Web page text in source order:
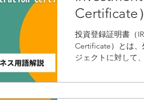
Certificate
進出後の
用語解説
投資登録証明書（
Certificate）とは
ジェクトに対して
によってベトナム